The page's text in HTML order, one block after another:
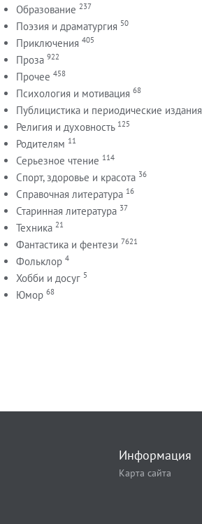
Образование 237
Поэзия и драматургия 50
Приключения 405
Проза 922
Прочее 458
Психология и мотивация 68
Публицистика и периодические издания
Религия и духовность 125
Родителям 11
Серьезное чтение 114
Спорт, здоровье и красота 36
Справочная литература 16
Старинная литература 37
Техника 21
Фантастика и фентези 7621
Фольклор 4
Хобби и досуг 5
Юмор 68
Информация
Карта сайта